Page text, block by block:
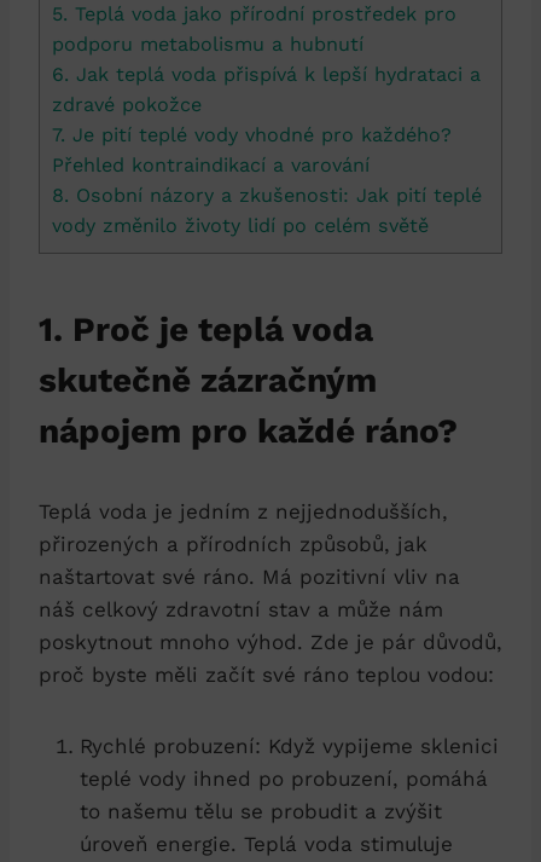
5. Teplá voda jako přírodní prostředek pro
podporu metabolismu a hubnutí
6. Jak teplá voda přispívá k lepší hydrataci a
zdravé pokožce
7. Je pití teplé vody vhodné pro každého?
Přehled kontraindikací a varování
8. Osobní názory a zkušenosti: Jak pití teplé
vody změnilo životy lidí po celém světě
1. Proč je teplá voda
skutečně zázračným
nápojem pro každé ráno?
Teplá voda je jedním z nejjednodušších,
přirozených a přírodních způsobů, jak
naštartovat své ráno. Má pozitivní vliv na
náš celkový zdravotní stav a může nám
poskytnout mnoho výhod. Zde je pár důvodů,
proč byste měli začít své ráno teplou vodou:
Rychlé probuzení: Když vypijeme sklenici
teplé vody ihned po probuzení, pomáhá
to našemu tělu se probudit a zvýšit
úroveň energie. Teplá voda stimuluje